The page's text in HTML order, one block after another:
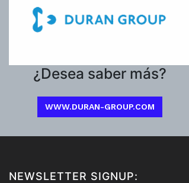
¿Desea saber más?
WWW.DURAN-GROUP.COM
NEWSLETTER SIGNUP: